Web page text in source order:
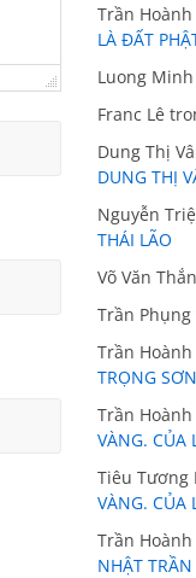
Trần Hoành
LÀ ĐẤT
Luong Minh
Franc Lê
Dung Thị
DUNG THỊ
Nguyễn
THÁI LÃO
Võ Văn
Trần Phụng
Trần Hoành
TRỌNG SƠN
Trần Hoành
VÀNG. CỦA
Tiêu Tương
VÀNG. CỦA
Trần Hoành
NHẬT